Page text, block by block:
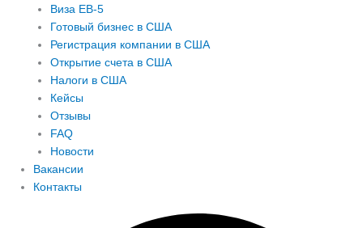
Виза EB-5
Готовый бизнес в США
Регистрация компании в США
Открытие счета в США
Налоги в США
Кейсы
Отзывы
FAQ
Новости
Вакансии
Контакты